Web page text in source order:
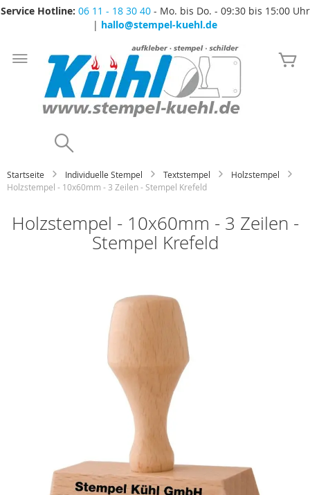
Service Hotline: 06 11 - 18 30 40- Mo. bis Do. - 09:30 bis 15:00 Uhr
| hallo@stempel-kuehl.de
Zum
Inhalt
springen
Startseite Individuelle Stempel Textstempel
Holzstempel
Holzstempel - 10x60mm - 3 Zeilen - Stempel Krefeld
Holzstempel - 10x60mm - 3 Zeilen -
Stempel Krefeld